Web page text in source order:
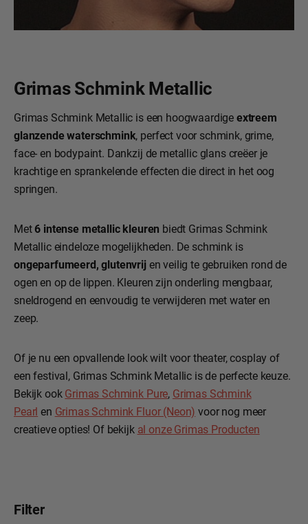
Grimas Schmink Metallic
Grimas Schmink Metallic is een hoogwaardigeextreem
glanzende waterschmink, perfect voor schmink, grime,
face- en bodypaint. Dankzij de metallic glans creëer je
krachtige en sprankelende effecten die direct in het oog
springen.
Met6 intense metallic kleuren biedt Grimas Schmink
Metallic eindeloze mogelijkheden. De schmink is
ongeparfumeerd, glutenvrijen veilig te gebruiken rond de
ogen en op de lippen. Kleuren zijn onderling mengbaar,
sneldrogend en eenvoudig te verwijderen met water en
zeep.
Of je nu een opvallende look wilt voor theater, cosplay of
een festival, Grimas Schmink Metallic is de perfecte keuze.
Bekijk ookGrimas Schmink Pure, Grimas Schmink
Pearl en Grimas Schmink Fluor (Neon) voor nog meer
creatieve opties! Of bekijk al onze Grimas Producten
Filter